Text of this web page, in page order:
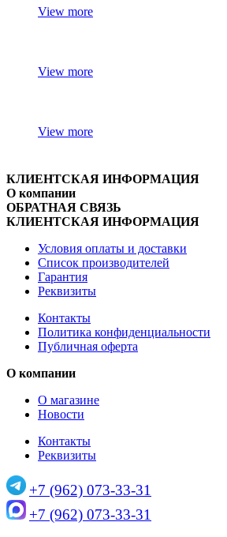
View more
View more
View more
КЛИЕНТСКАЯ ИНФОРМАЦИЯ
О компании
ОБРАТНАЯ СВЯЗЬ
КЛИЕНТСКАЯ ИНФОРМАЦИЯ
Условия оплаты и доставки
Список производителей
Гарантия
Реквизиты
Контакты
Политика конфиденциальности
Публичная оферта
О компании
О магазине
Новости
Контакты
Реквизиты
+7 (962) 073-33-31
+7 (962) 073-33-31